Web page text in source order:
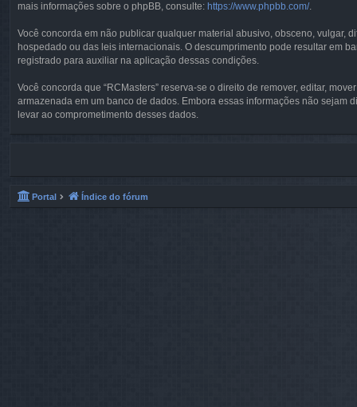
mais informações sobre o phpBB, consulte: https://www.phpbb.com/.
Você concorda em não publicar qualquer material abusivo, obsceno, vulgar,
hospedado ou das leis internacionais. O descumprimento pode resultar em
registrado para auxiliar na aplicação dessas condições.
Você concorda que “RCMasters” reserva-se o direito de remover, editar,
armazenada em um banco de dados. Embora essas informações não sejam
levar ao comprometimento desses dados.
Portal Índice do fórum